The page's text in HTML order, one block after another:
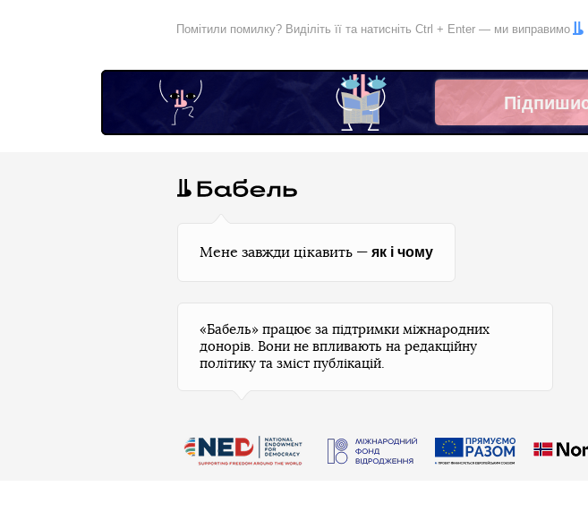
Помітили помилку? Виділіть її та натисніть Ctrl + Enter — ми виправимо
Facebook
Мене завжди цікавить — як і чому
«Бабель» працює за підтримки міжнародних
донорів. Вони не впливають на редакційну
політику та зміст публікацій.